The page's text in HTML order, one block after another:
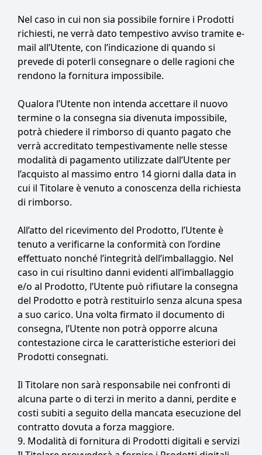
Nel caso in cui non sia possibile fornire i Prodotti
richiesti, ne verrà dato tempestivo avviso tramite e-
mail all’Utente, con l’indicazione di quando si
prevede di poterli consegnare o delle ragioni che
rendono la fornitura impossibile.
Qualora l’Utente non intenda accettare il nuovo
termine o la consegna sia divenuta impossibile,
potrà chiedere il rimborso di quanto pagato che
verrà accreditato tempestivamente nelle stesse
modalità di pagamento utilizzate dall’Utente per
l’acquisto al massimo entro 14 giorni dalla data in
cui il Titolare è venuto a conoscenza della richiesta
di rimborso.
All’atto del ricevimento del Prodotto, l’Utente è
tenuto a verificarne la conformità con l’ordine
effettuato nonché l’integrità dell’imballaggio. Nel
caso in cui risultino danni evidenti all’imballaggio
e/o al Prodotto, l’Utente può rifiutare la consegna
del Prodotto e potrà restituirlo senza alcuna spesa
a suo carico. Una volta firmato il documento di
consegna, l’Utente non potrà opporre alcuna
contestazione circa le caratteristiche esteriori dei
Prodotti consegnati.
Il Titolare non sarà responsabile nei confronti di
alcuna parte o di terzi in merito a danni, perdite e
costi subiti a seguito della mancata esecuzione del
contratto dovuta a forza maggiore.
9. Modalità di fornitura di Prodotti digitali e servizi